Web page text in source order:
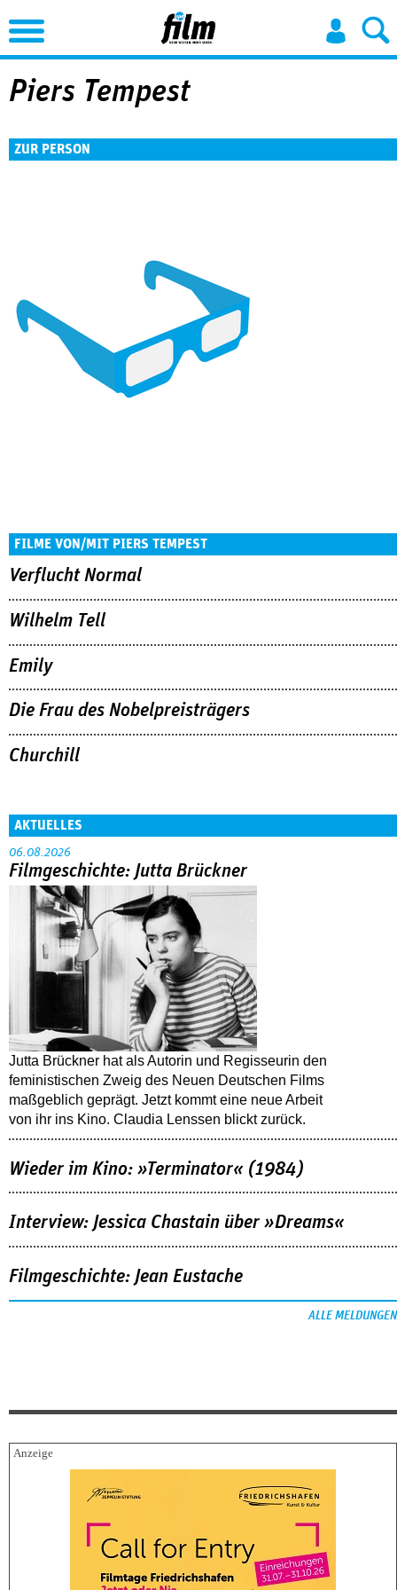
Jump to Navigation
Piers Tempest
ZUR PERSON
FILME VON/MIT PIERS TEMPEST
Verflucht Normal
Wilhelm Tell
Emily
Die Frau des Nobelpreisträgers
Churchill
AKTUELLES
06.08.2026
Filmgeschichte: Jutta Brückner
Jutta Brückner hat als Autorin und Regisseurin den
feministischen Zweig des Neuen Deutschen Films
maßgeblich geprägt. Jetzt kommt eine neue Arbeit
von ihr ins Kino. Claudia Lenssen blickt zurück.
Wieder im Kino: »Terminator« (1984)
Interview: Jessica Chastain über »Dreams«
Filmgeschichte: Jean Eustache
ALLE MELDUNGEN